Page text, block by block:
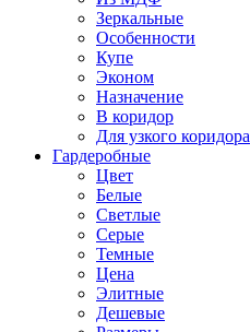
Зеркальные
Особенности
Купе
Эконом
Назначение
В коридор
Для узкого коридора
Гардеробные
Цвет
Белые
Светлые
Серые
Темные
Цена
Элитные
Дешевые